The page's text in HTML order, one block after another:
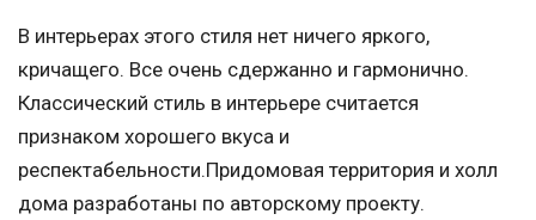
В интерьерах этого стиля нет ничего яркого,
кричащего. Все очень сдержанно и гармонично.
Классический стиль в интерьере считается
признаком хорошего вкуса и
респектабельности.Придомовая территория и холл
дома разработаны по авторскому проекту.